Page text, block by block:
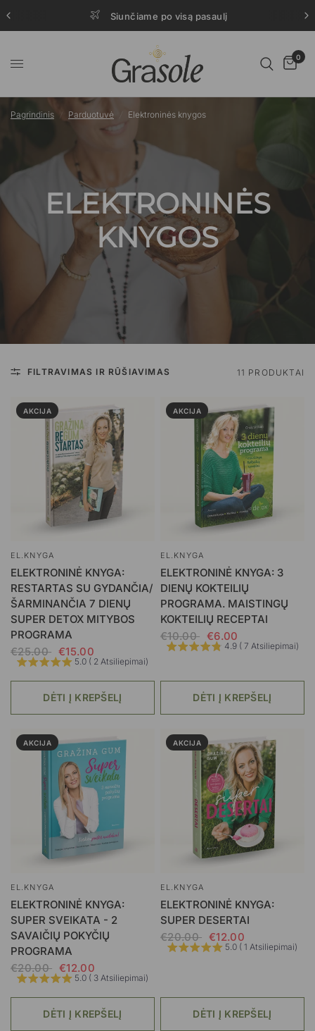
Siunčiame po visą pasaulį
0
Pagrindinis Parduotuvė Elektroninės knygos
ELEKTRONINĖS
KNYGOS
FILTRAVIMAS IR RŪŠIAVIMAS 11 PRODUKTAI
AKCIJA
EL.KNYGA
ELEKTRONINĖ KNYGA:
RESTARTAS SU GYDANČIA/
ŠARMINANČIA 7 DIENŲ
SUPER DETOX MITYBOS
PROGRAMA
€25.00
€15.00
5.0 ( 2 Atsiliepimai)
DĖTI Į KREPŠELĮ
AKCIJA
EL.KNYGA
ELEKTRONINĖ KNYGA: 3
DIENŲ KOKTEILIŲ
PROGRAMA. MAISTINGŲ
KOKTEILIŲ RECEPTAI
€10.00
€6.00
4.9 ( 7 Atsiliepimai)
DĖTI Į KREPŠELĮ
AKCIJA
EL.KNYGA
ELEKTRONINĖ KNYGA:
SUPER SVEIKATA - 2
SAVAIČIŲ POKYČIŲ
PROGRAMA
€20.00
€12.00
5.0 ( 3 Atsiliepimai)
DĖTI Į KREPŠELĮ
AKCIJA
EL.KNYGA
ELEKTRONINĖ KNYGA:
SUPER DESERTAI
€20.00
€12.00
5.0 ( 1 Atsiliepimai)
DĖTI Į KREPŠELĮ